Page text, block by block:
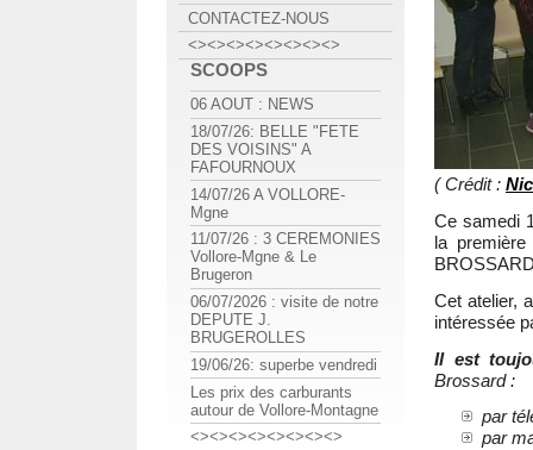
( Crédit :
Ce samedi
la première
Cet atelier,
intéressée
Il est
Brossard :
par
par
CONTACTEZ-NOUS
<><><><><><><><>
SCOOPS
06 AOUT : NEWS
18/07/26: BELLE "FETE
DES VOISINS" A
FAFOURNOUX
14/07/26 A VOLLORE-
Mgne
11/07/26 : 3 CEREMONIES
Vollore-Mgne & Le
Brugeron
06/07/2026 : visite de notre
DEPUTE J.
BRUGEROLLES
19/06/26: superbe vendredi
Les prix des carburants
autour de Vollore-Montagne
<><><><><><><><>